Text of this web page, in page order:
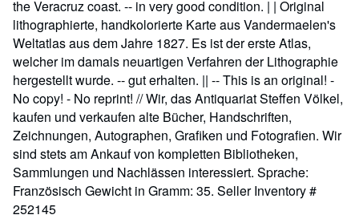
the Veracruz coast. -- in very good condition. | | Original
lithographierte, handkolorierte Karte aus Vandermaelen's
Weltatlas aus dem Jahre 1827. Es ist der erste Atlas,
welcher im damals neuartigen Verfahren der Lithographie
hergestellt wurde. -- gut erhalten. || -- This is an original! -
No copy! - No reprint! // Wir, das Antiquariat Steffen Völkel,
kaufen und verkaufen alte Bücher, Handschriften,
Zeichnungen, Autographen, Grafiken und Fotografien. Wir
sind stets am Ankauf von kompletten Bibliotheken,
Sammlungen und Nachlässen interessiert. Sprache:
Französisch Gewicht in Gramm: 35. Seller Inventory #
252145